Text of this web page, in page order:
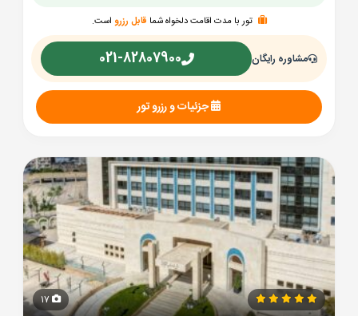
تور با مدت اقامت دلخواه شما قابل رزرو است.
مشاوره رایگان 021-82807900
جزئیات و رزرو تور